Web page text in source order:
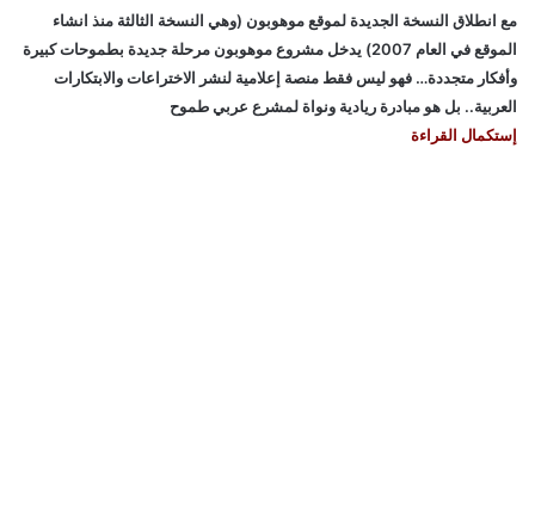
مع انطلاق النسخة الجديدة لموقع موهوبون (وهي النسخة الثالثة منذ انشاء
الموقع في العام 2007) يدخل مشروع موهوبون مرحلة جديدة بطموحات كبيرة
وأفكار متجددة… فهو ليس فقط منصة إعلامية لنشر الاختراعات والابتكارات
العربية.. بل هو مبادرة ريادية ونواة لمشرع عربي طموح
إستكمال القراءة